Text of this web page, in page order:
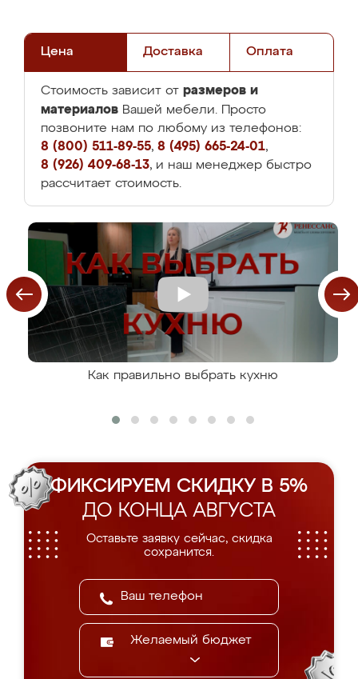
Цена Доставка Оплата
Стоимость зависит от размеров и
материалов Вашей мебели. Просто
позвоните нам по любому из телефонов:
8 (800) 511-89-55, 8 (495) 665-24-01,
8 (926) 409-68-13, и наш менеджер быстро
рассчитает стоимость.
Как правильно выбрать кухню
ФИКСИРУЕМ СКИДКУ В 5%
ДО КОНЦА АВГУСТА
Оставьте заявку сейчас, скидка
сохранится.
Желаемый бюджет